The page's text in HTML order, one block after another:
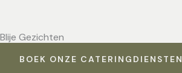
Blije Gezichten
BOEK ONZE CATERINGDIENSTEN